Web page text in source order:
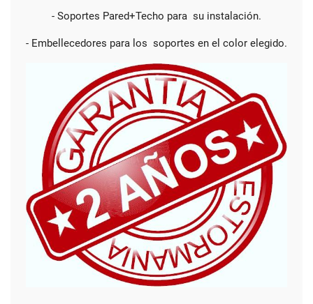
- Soportes Pared+Techo para su instalación.
- Embellecedores para los soportes en el color elegido.